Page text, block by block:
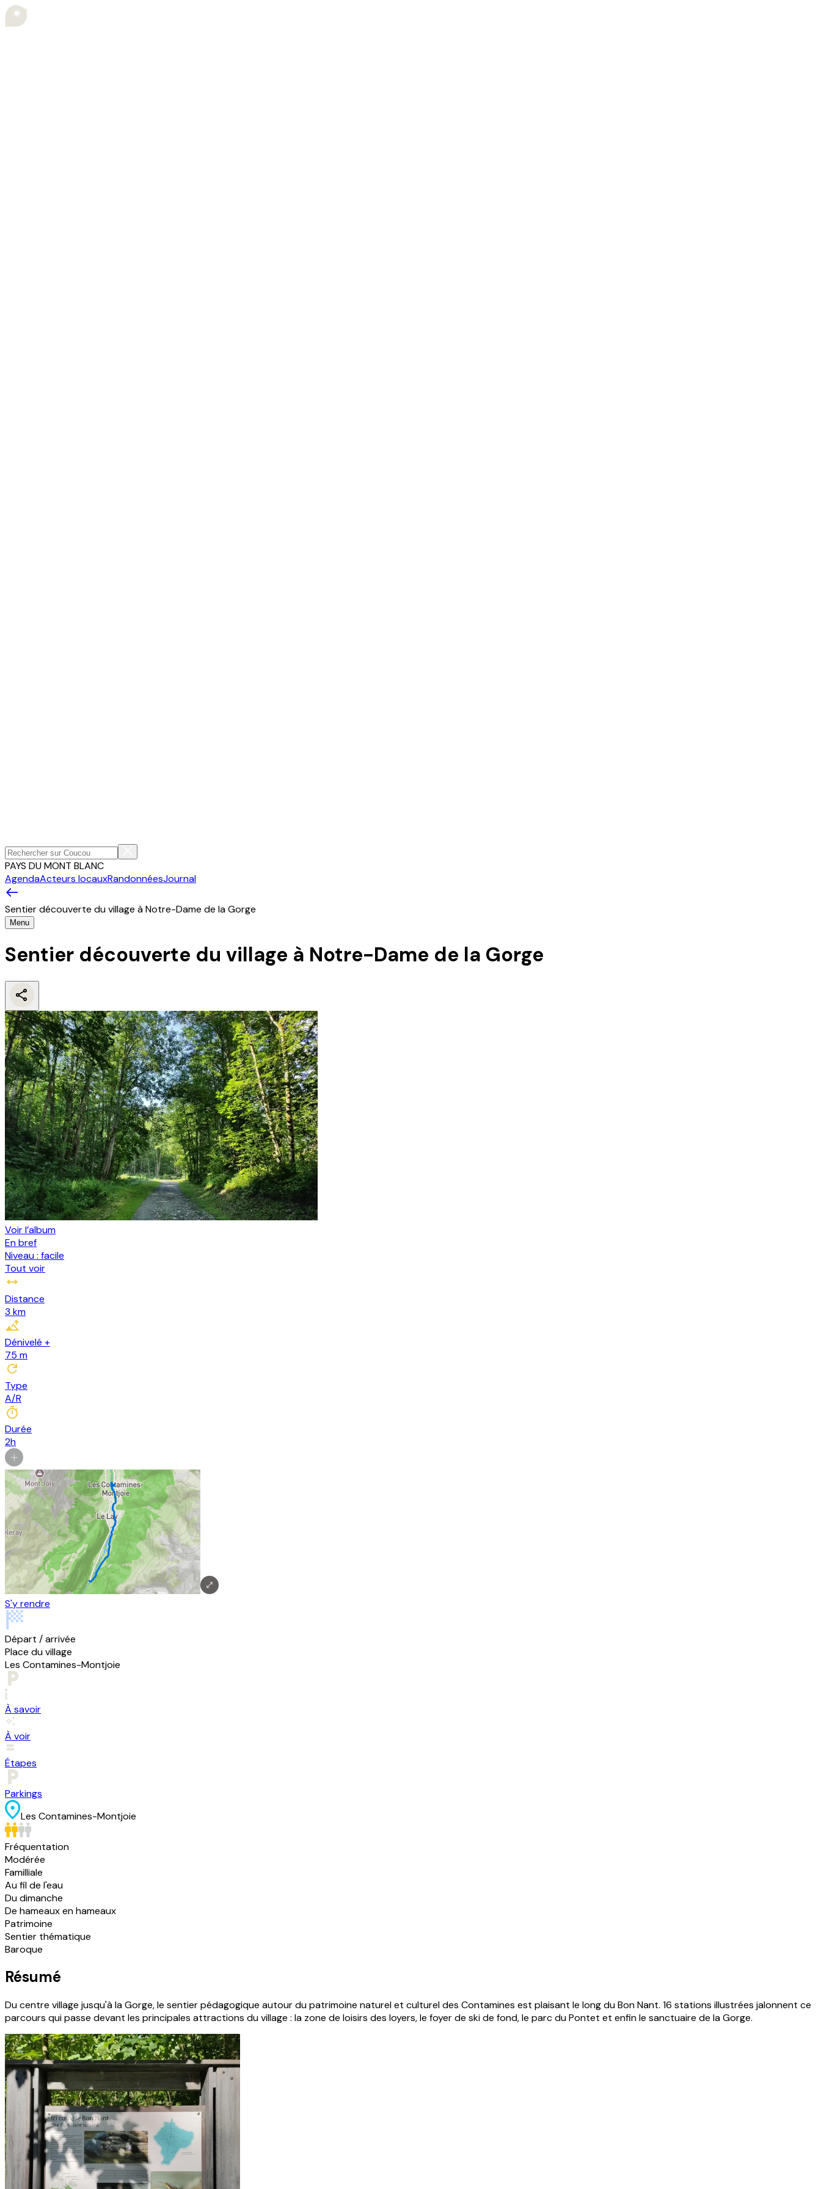
PAYS DU MONT BLANC
AgendaActeurs locauxRandonnéesJournal
Sentier découverte du village à Notre-Dame de la Gorge
Menu
Sentier découverte du village à Notre-Dame de la Gorge
Voir l’album
En bref
Niveau : facile
Tout voir
Distance
3 km
Dénivelé +
75 m
Type
A/R
Durée
2h
S'y rendre
Départ / arrivée
Place du village
Les Contamines-Montjoie
À savoir
À voir
Étapes
Parkings
Les Contamines-Montjoie
Fréquentation
Modérée
Familliale
Au fil de l'eau
Du dimanche
De hameaux en hameaux
Patrimoine
Sentier thématique
Baroque
Résumé
Du centre village jusqu'à la Gorge, le sentier pédagogique autour du patrimoine naturel et culturel des Contamines est plaisant le long du Bon Nant. 16 stations illustrées jalonnent ce
parcours qui passe devant les principales attractions du village : la zone de loisirs des loyers, le foyer de ski de fond, le parc du Pontet et enfin le sanctuaire de la Gorge.